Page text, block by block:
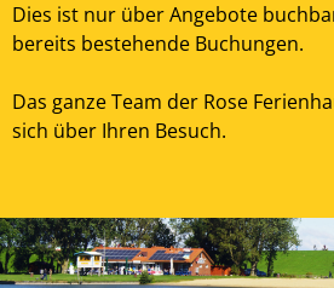
Dies ist nur über Angebote
bereits bestehende Buchungen.
Das ganze Team der Rose
sich über Ihren Besuch.